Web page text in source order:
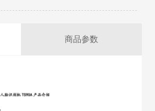
商品参数